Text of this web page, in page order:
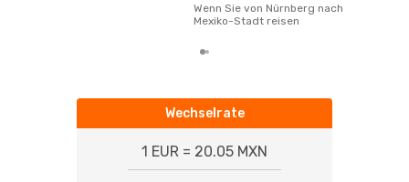
Wenn Sie von Nürnberg nach
Mexiko-Stadt reisen
Wechselrate
1 EUR = 20.05 MXN